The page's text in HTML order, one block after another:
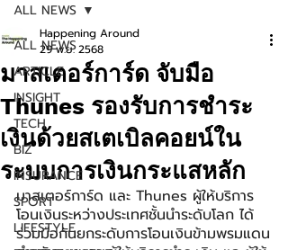
ALL NEWS
ARTICLE
INSIGHT
TECH
BIZ
INSURANCE
SPORT
LIFESTYLE
ALL NEWS
มาสเตอร์การ์ด จับมือ
Thunes รองรับการชำระ
เงินด้วยสเตเบิลคอยน์ใน
ระบบการเงินกระแสหลัก
Happening Around
29 พ.ย. 2568
มาสเตอร์การ์ด และ Thunes ผู้ให้บริการ
โอนเงินระหว่างประเทศชั้นนำระดับโลก ได้
ร่วมมือกันยกระดับการโอนเงินข้ามพรมแดน